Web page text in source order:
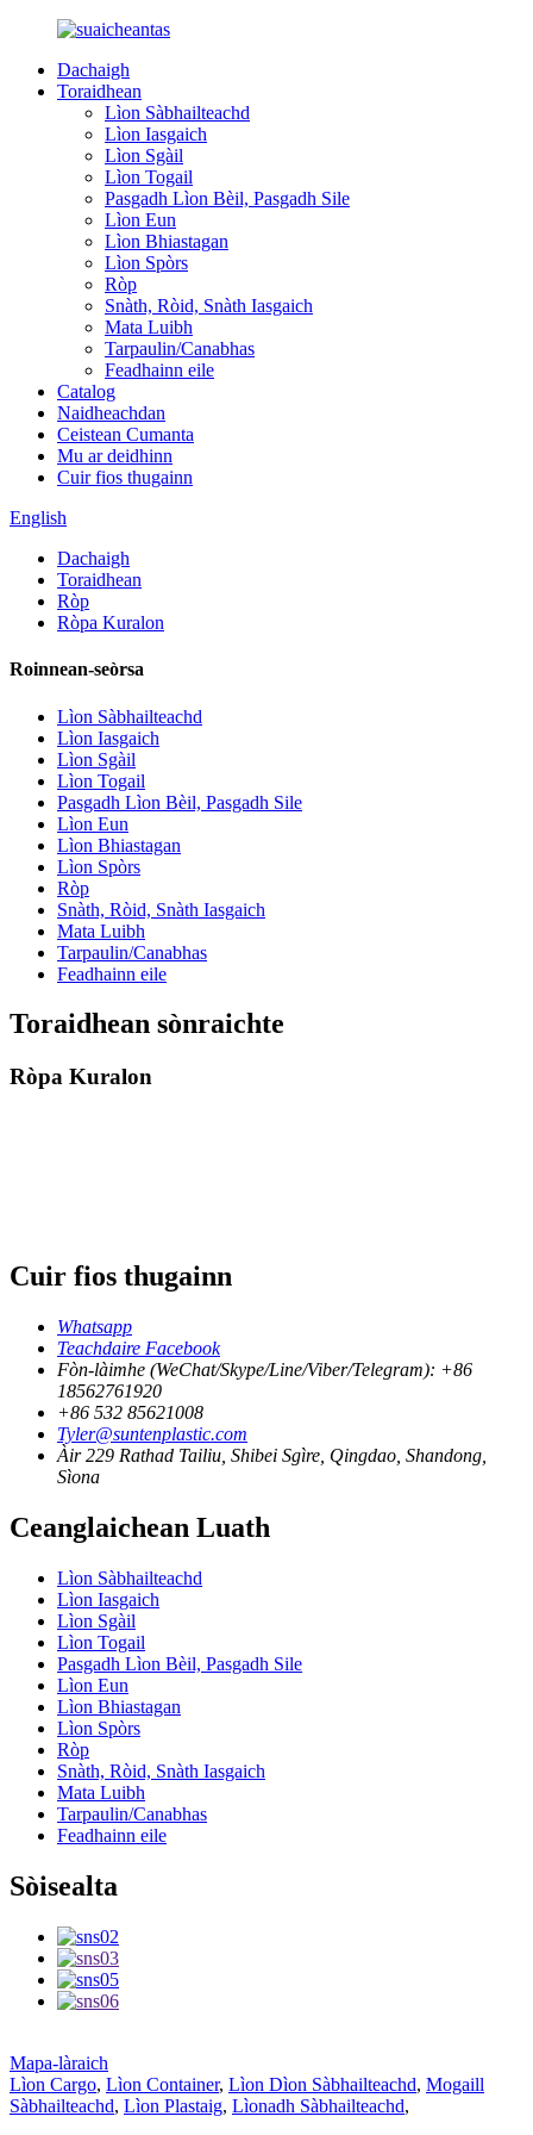
Dachaigh
Toraidhean
Lìon Sàbhailteachd
Lìon Iasgaich
Lìon Sgàil
Lìon Togail
Pasgadh Lìon Bèil, Pasgadh Sile
Lìon Eun
Lìon Bhiastagan
Lìon Spòrs
Ròp
Snàth, Ròid, Snàth Iasgaich
Mata Luibh
Tarpaulin/Canabhas
Feadhainn eile
Catalog
Naidheachdan
Ceistean Cumanta
Mu ar deidhinn
Cuir fios thugainn
English
Dachaigh
Toraidhean
Ròp
Ròpa Kuralon
Roinnean-seòrsa
Lìon Sàbhailteachd
Lìon Iasgaich
Lìon Sgàil
Lìon Togail
Pasgadh Lìon Bèil, Pasgadh Sile
Lìon Eun
Lìon Bhiastagan
Lìon Spòrs
Ròp
Snàth, Ròid, Snàth Iasgaich
Mata Luibh
Tarpaulin/Canabhas
Feadhainn eile
Toraidhean sònraichte
Ròpa Kuralon
Cuir fios thugainn
Whatsapp
Teachdaire Facebook
Fòn-làimhe (WeChat/Skype/Line/Viber/Telegram): +86
18562761920
+86 532 85621008
Tyler@suntenplastic.com
Àir 229 Rathad Tailiu, Shibei Sgìre, Qingdao, Shandong,
Sìona
Ceanglaichean Luath
Lìon Sàbhailteachd
Lìon Iasgaich
Lìon Sgàil
Lìon Togail
Pasgadh Lìon Bèil, Pasgadh Sile
Lìon Eun
Lìon Bhiastagan
Lìon Spòrs
Ròp
Snàth, Ròid, Snàth Iasgaich
Mata Luibh
Tarpaulin/Canabhas
Feadhainn eile
Sòisealta
Mapa-làraich
Lìon Cargo, Lìon Container, Lìon Dìon Sàbhailteachd, Mogaill
Sàbhailteachd, Lìon Plastaig, Lìonadh Sàbhailteachd,